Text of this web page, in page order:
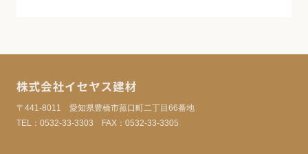
〒441-8011 愛知県豊橋市菰口町二丁目66番地
TEL： 0532-33-3303 FAX：0532-33-3305